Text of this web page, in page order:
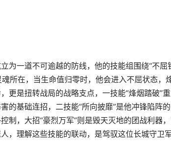
为一道不可逾越的防线，他的技能组围绕“不屈
所在，当生命值归零时，他会进入不屈状态，
更是扭转战局的战略支点，一技能“烽烟踏破”
的基础连招，二技能“所向披靡”是他冲锋陷阵
制，大招“豪烈万军”则是毁天灭地的团战利器
，理解这些技能的联动，是驾驭这位长城守卫